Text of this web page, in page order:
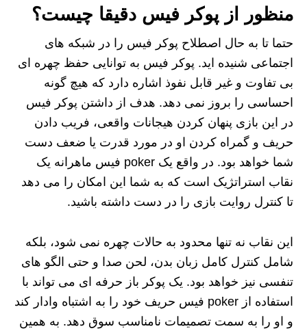
منظور از پوکر فیس دقیقا چیست؟
حتما تا به حال اصطلاح پوکر فیس را در شبکه های
اجتماعی شنیده اید. پوکر فیس به توانایی حفظ چهره ای
بی تفاوت و غیر قابل نفوذ اشاره دارد که هیچ گونه
احساسی را بروز نمی دهد. هدف از داشتن پوکر فیس
در این بازی پنهان کردن هیجانات واقعی، فریب دادن
حریف و گمراه کردن او در مورد قدرت یا ضعف دست
شما خواهد بود. در واقع یک poker فیس ماهرانه یک
نقاب استراتژیک است که به شما این امکان را می دهد
تا کنترل روایت بازی را در دست داشته باشید.
این نقاب نه تنها محدود به حالات چهره نمی شود، بلکه
شامل کنترل کامل زبان بدن، لحن صدا و حتی الگو های
تنفسی نیز خواهد بود. یک پوکر باز حرفه ای می تواند با
استفاده از poker فیس حریف خود را به اشتباه وادار کند
و او را به سمت تصمیمات نامناسب سوق دهد. به همین